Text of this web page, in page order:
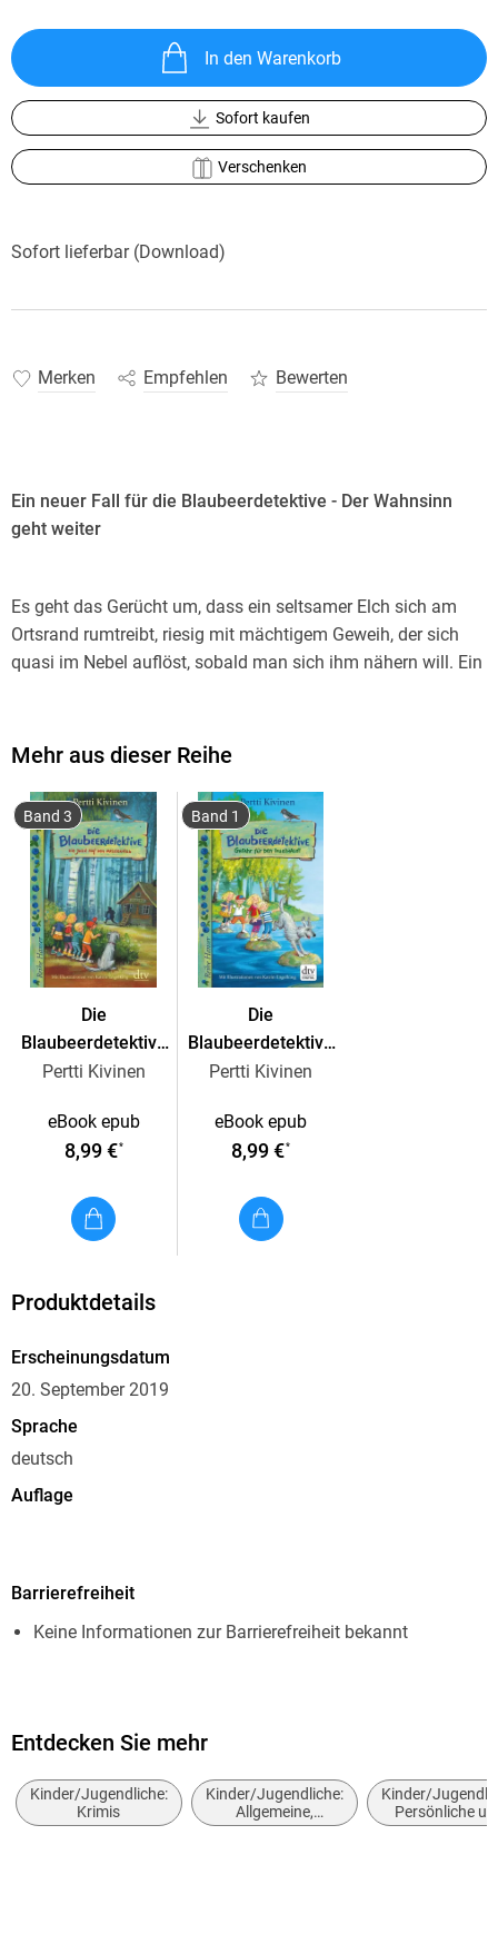
In den Warenkorb
Sofort kaufen
Verschenken
Sofort lieferbar (Download)
Merken Empfehlen Bewerten
Ein neuer Fall für die Blaubeerdetektive - Der Wahnsinn
geht weiter
Es geht das Gerücht um, dass ein seltsamer Elch sich am
Ortsrand rumtreibt, riesig mit mächtigem Geweih, der sich
quasi im Nebel auflöst, sobald man sich ihm nähern will. Ein
selbst im »Hecht«, dem einzigen und dramatisch schlechtem
Ferienhäuser, die aus Mangel an Touristen fast immer leer
stehen, sind ausgebucht. Unsere Detektive wissen natürlich,
dass es keine Geister gibt und Geisterelche schon gar nicht.
Es beginnt die kriminalistische Feinarbeit, ohne
übernatürliches Gedöns, aber mit Geduld und
Beobachtungsgabe, um herauszufinden, wer oder was
dahintersteckt.
Mehr aus dieser Reihe
Band 3
Die
Blaubeerdetektive
(3) Die Jagd auf
Pertti Kivinen
eBook epub
8,99 €*
Band 1
Die
Blaubeerdetektive
(1) Gefahr für den
Pertti Kivinen
eBook epub
8,99 €*
Produktdetails
Erscheinungsdatum
20. September 2019
Sprache
deutsch
Auflage
160
Dateigröße
von 8 bis 99 Jahren
Die Blaubeerdetektive, 2
Barrierefreiheit
Keine Informationen zur Barrierefreiheit bekannt
Entdecken Sie mehr
Kinder/Jugendliche:
Krimis
Kinder/Jugendliche:
Allgemeine,
moderne und
Kinder/
Persönliche
soziale